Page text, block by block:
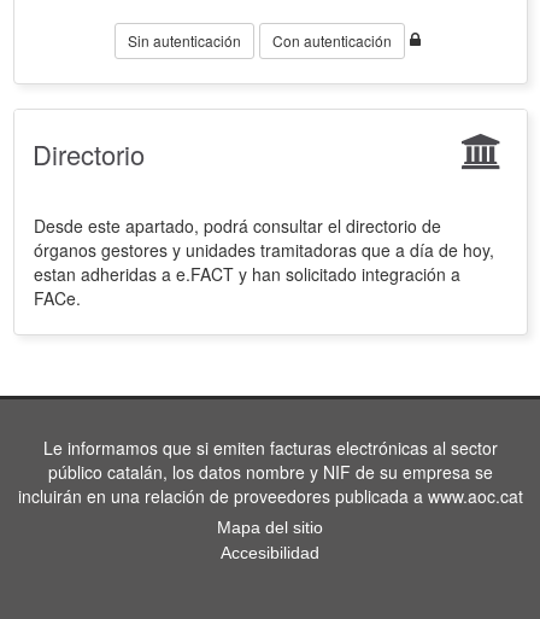
Sin autenticación Con autenticación
Directorio
Desde este apartado, podrá consultar el directorio de
órganos gestores y unidades tramitadoras que a día de hoy,
estan adheridas a e.FACT y han solicitado integración a
FACe.
Le informamos que si emiten facturas electrónicas al sector
público catalán, los datos nombre y NIF de su empresa se
incluirán en una relación de proveedores publicada a www.aoc.cat
Mapa del sitio
Accesibilidad